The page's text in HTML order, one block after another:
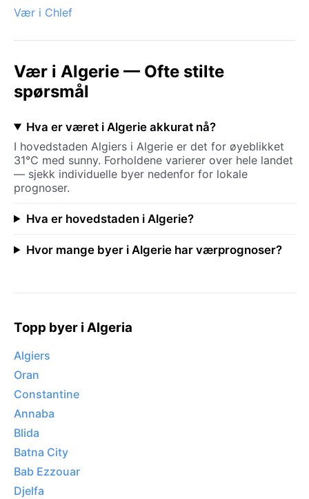
Vær i Chlef
Vær i Algerie — Ofte stilte
spørsmål
Hva er været i Algerie akkurat nå?
I hovedstaden Algiers i Algerie er det for øyeblikket
31°C med sunny. Forholdene varierer over hele landet
— sjekk individuelle byer nedenfor for lokale
prognoser.
Hva er hovedstaden i Algerie?
Hvor mange byer i Algerie har værprognoser?
Topp byer i Algeria
Algiers
Oran
Constantine
Annaba
Blida
Batna City
Bab Ezzouar
Djelfa